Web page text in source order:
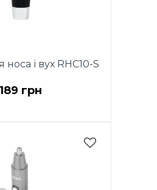
і вух RHC10-S
189 грн